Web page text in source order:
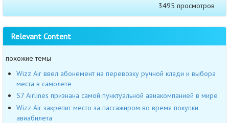
3495 просмотров
Relevant Content
похожие темы
Wizz Air ввел абонемент на перевозку ручной клади и выбора
места в самолете
S7 Airlines признана самой пунктуальной авиакомпанией в мире
Wizz Air закрепит место за пассажиром во время покупки
авиабилета